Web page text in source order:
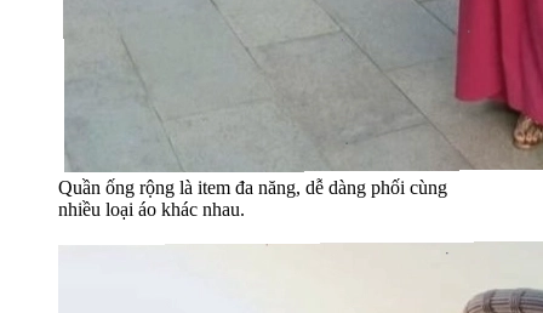
Quần ống rộng là item đa năng, dễ dàng phối cùng
nhiều loại áo khác nhau.